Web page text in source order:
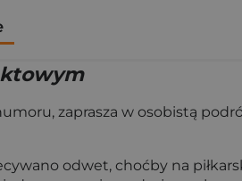
zaprasza w osobistą
odwet, choćby na